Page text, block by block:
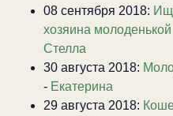
08 сентября 2018:
хозяина
Стелла
30 августа 2018:
- Екатерина
29 августа 2018: